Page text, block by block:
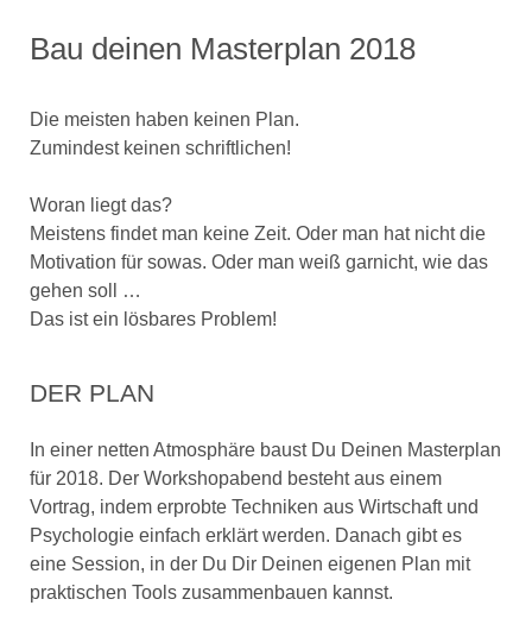
Bau deinen Masterplan 2018
Die meisten haben keinen Plan.
Zumindest keinen schriftlichen!
Woran liegt das?
Meistens findet man keine Zeit. Oder man hat nicht die
Motivation für sowas. Oder man weiß garnicht, wie das
gehen soll …
Das ist ein lösbares Problem!
DER PLAN
In einer netten Atmosphäre baust Du Deinen Masterplan
für 2018. Der Workshopabend besteht aus einem
Vortrag, indem erprobte Techniken aus Wirtschaft und
Psychologie einfach erklärt werden. Danach gibt es
eine Session, in der Du Dir Deinen eigenen Plan mit
praktischen Tools zusammenbauen kannst.